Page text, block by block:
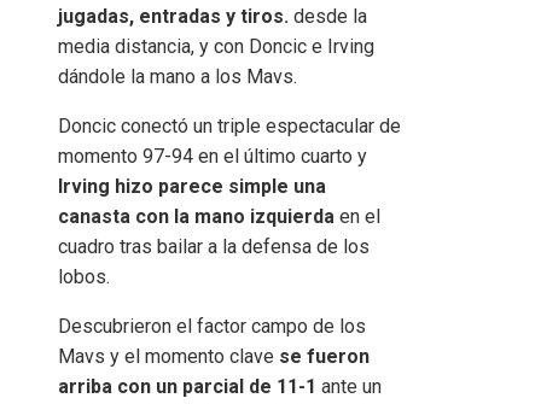
jugadas, entradas y tiros. desde la
media distancia, y con Doncic e Irving
dándole la mano a los Mavs.
Doncic conectó un triple espectacular de
momento 97-94 en el último cuarto y
Irving hizo parece simple una
canasta con la mano izquierda en el
cuadro tras bailar a la defensa de los
lobos.
Descubrieron el factor campo de los
Mavs y el momento clave se fueron
arriba con un parcial de 11-1 ante un